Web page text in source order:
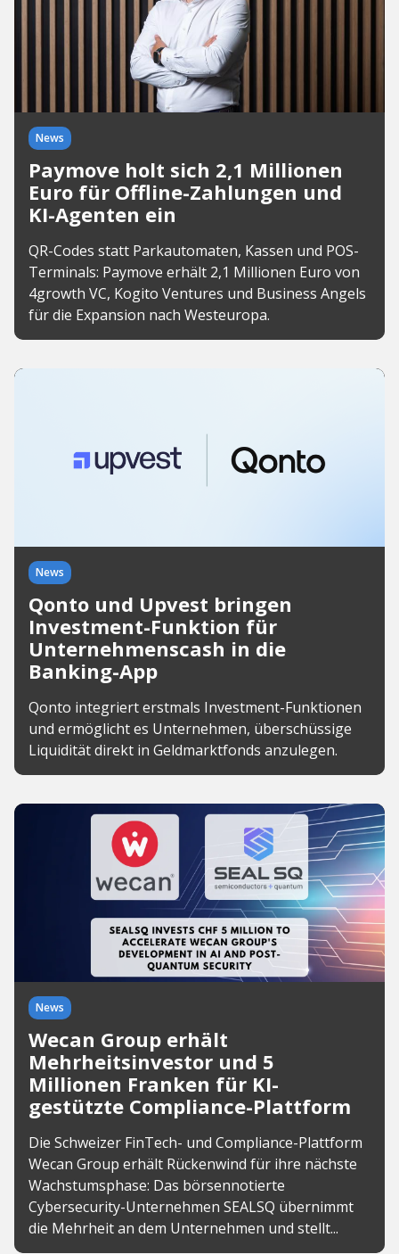
News
Paymove holt sich 2,1 Millionen
Euro für Offline-Zahlungen und
KI-Agenten ein
QR-Codes statt Parkautomaten, Kassen und POS-
Terminals: Paymove erhält 2,1 Millionen Euro von
4growth VC, Kogito Ventures und Business Angels
für die Expansion nach Westeuropa.
News
Qonto und Upvest bringen
Investment-Funktion für
Unternehmenscash in die
Banking-App
Qonto integriert erstmals Investment-Funktionen
und ermöglicht es Unternehmen, überschüssige
Liquidität direkt in Geldmarktfonds anzulegen.
News
Wecan Group erhält
Mehrheitsinvestor und 5
Millionen Franken für KI-
gestützte Compliance-Plattform
Die Schweizer FinTech- und Compliance-Plattform
Wecan Group erhält Rückenwind für ihre nächste
Wachstumsphase: Das börsennotierte
Cybersecurity-Unternehmen SEALSQ übernimmt
die Mehrheit an dem Unternehmen und stellt...